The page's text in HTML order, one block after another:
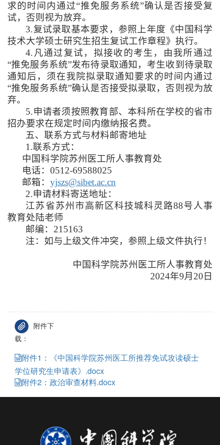
求的时间内通过“推免服务系统”确认是否接受复
试，否则视为放弃。
3.复试录取基本要求，参照上年度《中国科学
技术大学硕士研究生招生复试工作章程》执行。
4. 凡通过复试，拟接收的考生，由我所通过
“推免服务系统”发布待录取通知，考生收到待录取
通知后，须在我院拟录取通知要求的时间内通过
“推免服务系统”确认是否接受拟录取，否则视为放
弃。
5.申请者须按照教育部、本科所在学校的省市
招办要求在规定时间内缴纳报名费。
五、联系方式与材料邮寄地址
1.联系方式：
中国科学院苏州医工所人事教育处
电话： 0512-69588025
邮箱： yjszs@sibet.ac.cn
2.申请材料寄送地址：
江苏省苏州市高新区科技城科灵路88号人事
教育处陆老师
邮编： 215163
注：如与上级文件冲突，参照上级文件执行！
中国科学院苏州医工所人事教育处
2024年9月 20 日
附件下
载：
附件1：《中国科学院苏州医工所推荐免试攻读硕士
学位研究生申请表》.docx
附件2：政治审查材料.docx